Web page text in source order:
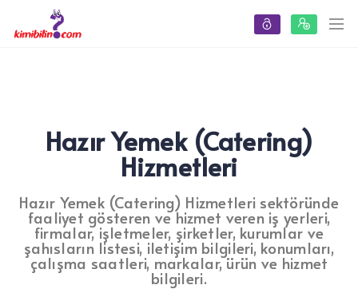
Hazır Yemek (Catering)
Hizmetleri
Hazır Yemek (Catering) Hizmetleri sektöründe
faaliyet gösteren ve hizmet veren iş yerleri,
firmalar, işletmeler, şirketler, kurumlar ve
şahısların listesi, iletişim bilgileri, konumları,
çalışma saatleri, markalar, ürün ve hizmet
bilgileri.